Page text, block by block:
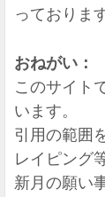
っておりま
おねがい：
このサイト
います。
引用の範囲
レイピング
新月の願い